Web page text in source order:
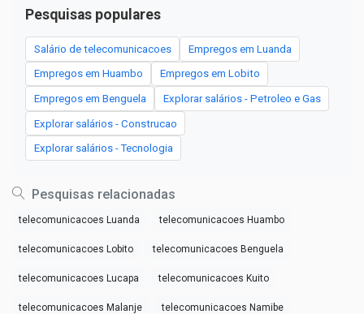
Pesquisas populares
Salário de telecomunicacoes Empregos em Luanda
Empregos em Huambo Empregos em Lobito
Empregos em Benguela Explorar salários - Petroleo e Gas
Explorar salários - Construcao
Explorar salários - Tecnologia
Pesquisas relacionadas
telecomunicacoes Luanda telecomunicacoes Huambo
telecomunicacoes Lobito telecomunicacoes Benguela
telecomunicacoes Lucapa telecomunicacoes Kuito
telecomunicacoes Malanje telecomunicacoes Namibe